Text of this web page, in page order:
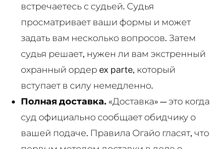
встречаетесь с судьей. Судья
просматривает ваши формы и может
задать вам несколько вопросов. Затем
судья решает, нужен ли вам экстренный
охранный ордер ex parte, который
вступает в силу немедленно.
Полная доставка. «Доставка» — это когда
суд официально сообщает обидчику о
вашей подаче. Правила Огайо гласят, что